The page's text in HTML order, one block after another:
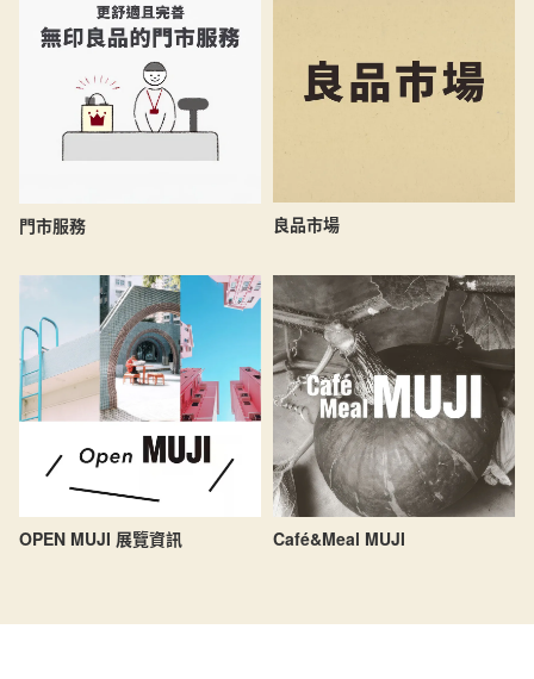
門市服務 良品市場
OPEN MUJI 展覽資訊 Café&Meal MUJI